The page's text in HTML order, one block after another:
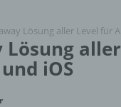
Lösung aller Level für
Lösung
iOS